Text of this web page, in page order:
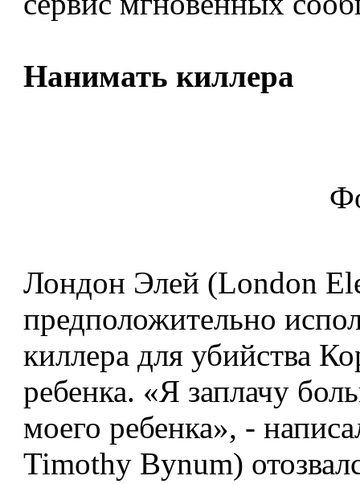
Нанимать киллера
Лондон Элей (London
предположительно
киллера для убийства
ребенка. «Я заплачу
моего ребенка», -
Timothy Bynum)